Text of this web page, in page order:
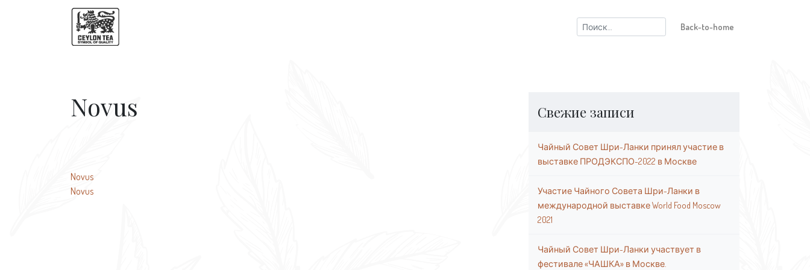
Найти: Back-to-home
Свежие записи
Чайный Совет Шри-Ланки принял участие в
выставке ПРОДЭКСПО-2022 в Москве
Участие Чайного Совета Шри-Ланки в
международной выставке World Food Moscow
2021
Чайный Совет Шри-Ланки участвует в
фестивале «ЧАШКА» в Москве.
Novus
Навигация
по
Novus
Novus